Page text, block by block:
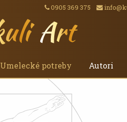
0905 369 375
Umelecké potreby Autori